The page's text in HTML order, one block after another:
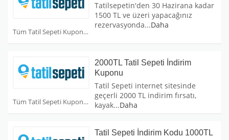
Tüm Tatil Sepeti Kuponları
Tatilsepetin'den 30 Hazirana kadar
1500 TL ve üzeri yapacağınız
rezervasyonda...Daha
Tüm Tatil Sepeti Kuponları
2000TL Tatil Sepeti İndirim
Kuponu
Tatil Sepeti internet sitesinde
geçerli 2000 TL indirim fırsatı,
kayak...Daha
Tatil Sepeti İndirim Kodu 1000TL